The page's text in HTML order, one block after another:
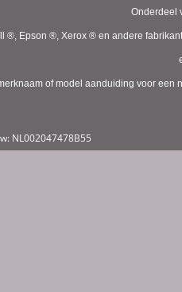
Onderdeel
®, Epson ®, Xerox ® en andere
of model aanduiding voor
NL002047478B55